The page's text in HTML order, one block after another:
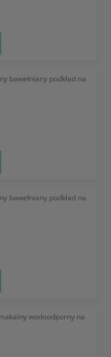
bawełniany podkład na
bawełniany podkład na
wodoodporny na